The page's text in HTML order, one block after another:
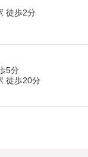
徒歩2分
5分
徒歩20分